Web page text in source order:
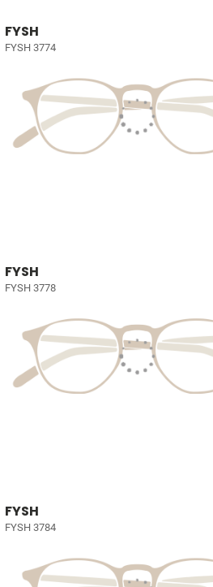
FYSH
FYSH 3774
FYSH
FYSH 3778
FYSH
FYSH 3784